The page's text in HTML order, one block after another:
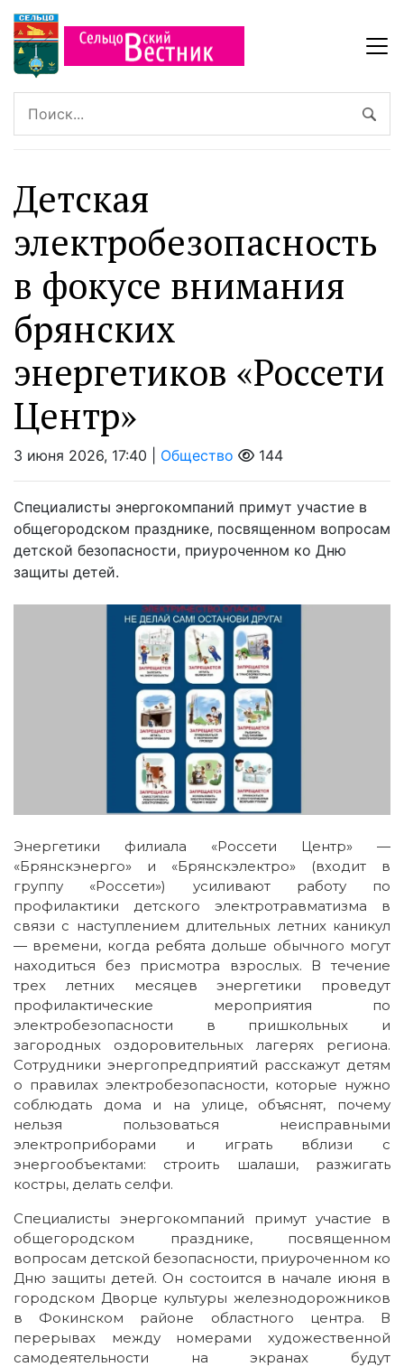
Детская
электробезопасность
в фокусе внимания
брянских
энергетиков «Россети
Центр»
3 июня 2026, 17:40 | Общество 144
Специалисты энергокомпаний примут участие в
общегородском празднике, посвященном вопросам
детской безопасности, приуроченном ко Дню
защиты детей.
Энергетики филиала «Россети Центр» —
«Брянскэнерго» и «Брянскэлектро» (входит в
группу «Россети») усиливают работу по
профилактики детского электротравматизма в
связи с наступлением длительных летних каникул
— времени, когда ребята дольше обычного могут
находиться без присмотра взрослых. В течение
трех летних месяцев энергетики проведут
профилактические мероприятия по
электробезопасности в пришкольных и
загородных оздоровительных лагерях региона.
Сотрудники энергопредприятий расскажут детям
о правилах электробезопасности, которые нужно
соблюдать дома и на улице, объяснят, почему
нельзя пользоваться неисправными
электроприборами и играть вблизи с
энергообъектами: строить шалаши, разжигать
костры, делать селфи.
Специалисты энергокомпаний примут участие в
общегородском празднике, посвященном
вопросам детской безопасности, приуроченном ко
Дню защиты детей. Он состоится в начале июня в
городском Дворце культуры железнодорожников
в Фокинском районе областного центра. В
перерывах между номерами художественной
самодеятельности на экранах будут